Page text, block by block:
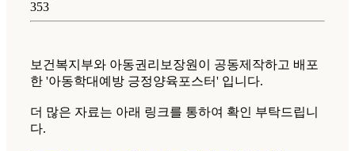
353
보건복지부와 아동권리보장원이 공동제작하고 배포
한 '아동학대예방 긍정양육포스터' 입니다.
더 많은 자료는 아래 링크를 통하여 확인 부탁드립니
다.